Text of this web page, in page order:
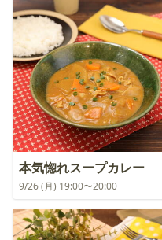
本気惚れスープカレー
9/26 (月) 19:00〜20:00